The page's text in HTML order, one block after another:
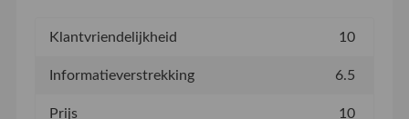
Klantvriendelijkheid 10
Informatieverstrekking 6.5
Prijs 10